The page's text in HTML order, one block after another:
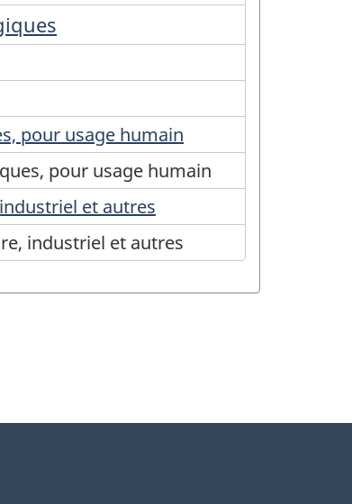
pour usage humain
pour usage humain
et autres
industriel et autres